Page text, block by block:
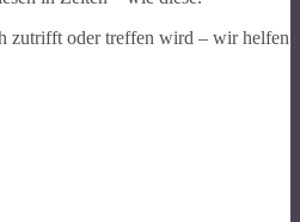
zutrifft oder treffen wird – wir helfen